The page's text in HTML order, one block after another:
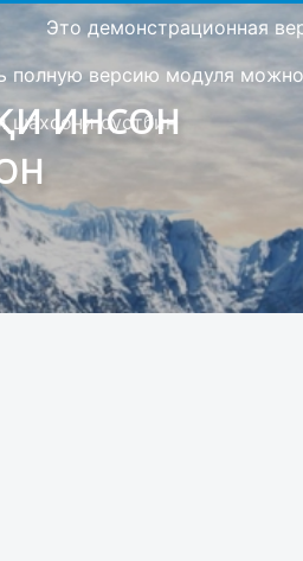
Это демонстрационная
полную версию модуля
шахсони сустбин
ИНСОН